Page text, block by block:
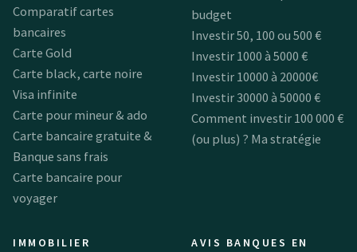
Comparatif cartes
bancaires
Carte Gold
Carte black, carte noire
Visa infinite
Carte pour mineur & ado
Carte bancaire gratuite &
Banque sans frais
Carte bancaire pour
voyager
budget
Investir 50, 100 ou 500 €
Investir 1000 à 5000 €
Investir 10000 à 20000€
Investir 30000 à 50000 €
Comment investir 100 000 €
(ou plus) ? Ma stratégie
IMMOBILIER
AVIS BANQUES EN